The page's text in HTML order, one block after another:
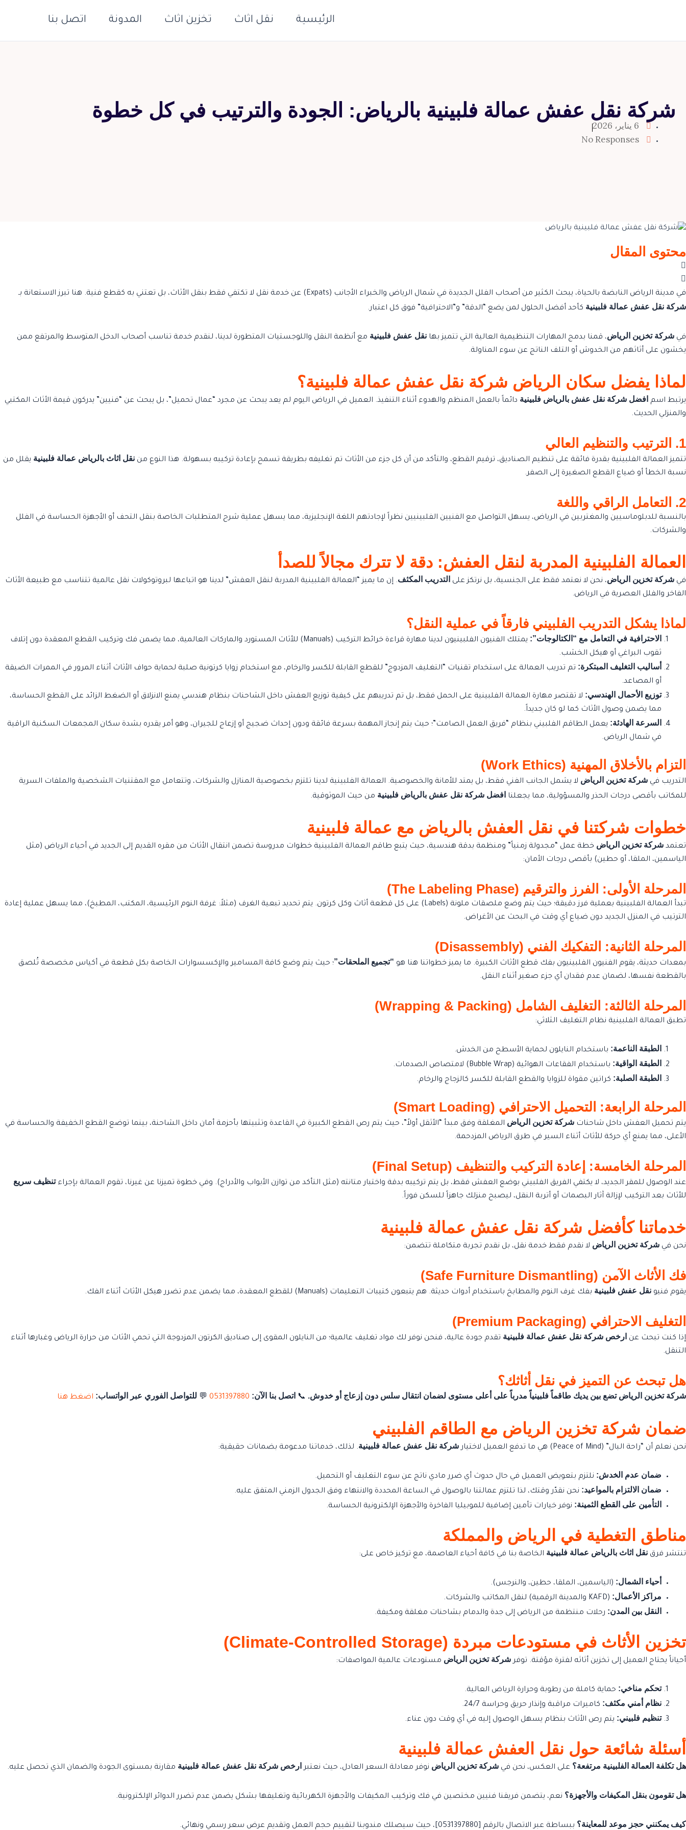
الرئيسية نقل اثاث تخزين اثاث المدونة اتصل بنا
شركة نقل عفش عمالة فلبينية بالرياض: الجودة والترتيب في كل خطوة
6 يناير، 2026
No Responses
محتوى المقال
في مدينة الرياض النابضة بالحياة، يبحث الكثير من أصحاب الفلل الجديدة في شمال الرياض والخبراء الأجانب (Expats) عن خدمة نقل لا تكتفي فقط بنقل الأثاث، بل تعتني به كقطع فنية. هنا تبرز الاستعانة بـ
شركة نقل عفش عمالة فلبينية كأحد أفضل الحلول لمن يضع “الدقة” و”الاحترافية” فوق كل اعتبار.
في شركة تخزين الرياض، قمنا بدمج المهارات التنظيمية العالية التي تتميز بها نقل عفش فلبينية مع أنظمة النقل واللوجستيات المتطورة لدينا، لنقدم خدمة تناسب أصحاب الدخل المتوسط والمرتفع ممن
يخشون على أثاثهم من الخدوش أو التلف الناتج عن سوء المناولة.
لماذا يفضل سكان الرياض شركة نقل عفش عمالة فلبينية؟
يرتبط اسم افضل شركة نقل عفش بالرياض فلبينية دائماً بالعمل المنظم والهدوء أثناء التنفيذ. العميل في الرياض اليوم لم يعد يبحث عن مجرد “عمال تحميل”، بل يبحث عن “فنيين” يدركون قيمة الأثاث المكتبي
والمنزلي الحديث.
1. الترتيب والتنظيم العالي
تتميز العمالة الفلبينية بقدرة فائقة على تنظيم الصناديق، ترقيم القطع، والتأكد من أن كل جزء من الأثاث تم تغليفه بطريقة تسمح بإعادة تركيبه بسهولة. هذا النوع من نقل اثاث بالرياض عمالة فلبينية يقلل من
نسبة الخطأ أو ضياع القطع الصغيرة إلى الصفر.
2. التعامل الراقي واللغة
بالنسبة للدبلوماسيين والمغتربين في الرياض، يسهل التواصل مع الفنيين الفلبينيين نظراً لإجادتهم اللغة الإنجليزية، مما يسهل عملية شرح المتطلبات الخاصة بنقل التحف أو الأجهزة الحساسة في الفلل
والشركات.
العمالة الفلبينية المدربة لنقل العفش: دقة لا تترك مجالاً للصدأ
في شركة تخزين الرياض، نحن لا نعتمد فقط على الجنسية، بل نرتكز على التدريب المكثف. إن ما يميز “العمالة الفلبينية المدربة لنقل العفش” لدينا هو اتباعها لبروتوكولات نقل عالمية تتناسب مع طبيعة الأثاث
الفاخر والفلل العصرية في الرياض.
لماذا يشكل التدريب الفلبيني فارقاً في عملية النقل؟
الاحترافية في التعامل مع “الكتالوجات”:
يمتلك الفنيون الفلبينيون لدينا مهارة قراءة خرائط التركيب (Manuals) للأثاث المستورد والماركات العالمية، مما يضمن فك وتركيب القطع المعقدة دون إتلاف
ثقوب البراغي أو هيكل الخشب.
أساليب التغليف المبتكرة: تم تدريب العمالة على استخدام تقنيات “التغليف المزدوج” للقطع القابلة للكسر والرخام، مع استخدام زوايا كرتونية صلبة لحماية حواف الأثاث أثناء المرور في الممرات الضيقة
أو المصاعد.
توزيع الأحمال الهندسي: لا تقتصر مهارة العمالة الفلبينية على الحمل فقط، بل تم تدريبهم على كيفية توزيع العفش داخل الشاحنات بنظام هندسي يمنع الانزلاق أو الضغط الزائد على القطع الحساسة،
مما يضمن وصول الأثاث كما لو كان جديداً.
السرعة الهادئة: يعمل الطاقم الفلبيني بنظام “فريق العمل الصامت”؛ حيث يتم إنجاز المهمة بسرعة فائقة ودون إحداث ضجيج أو إزعاج للجيران، وهو أمر يقدره بشدة سكان المجمعات السكنية الراقية
في شمال الرياض.
التزام بالأخلاق المهنية (Work Ethics)
التدريب في شركة تخزين الرياض لا يشمل الجانب الفني فقط، بل يمتد للأمانة والخصوصية. العمالة الفلبينية لدينا تلتزم بخصوصية المنازل والشركات، وتتعامل مع المقتنيات الشخصية والملفات السرية
للمكاتب بأقصى درجات الحذر والمسؤولية، مما يجعلنا
افضل شركة نقل عفش بالرياض فلبينية من حيث الموثوقية.
خطوات شركتنا في نقل العفش بالرياض مع عمالة فلبينية
تعتمد شركة تخزين الرياض خطة عمل “مجدولة زمنياً” ومنظمة بدقة هندسية، حيث يتبع طاقم العمالة الفلبينية خطوات مدروسة تضمن انتقال الأثاث من مقره القديم إلى الجديد في أحياء الرياض (مثل
الياسمين، الملقا، أو حطين) بأقصى درجات الأمان:
المرحلة الأولى: الفرز والترقيم (The Labeling Phase)
تبدأ العمالة الفلبينية بعملية فرز دقيقة؛ حيث يتم وضع ملصقات ملونة (Labels) على كل قطعة أثاث وكل كرتون. يتم تحديد تبعية الغرف (مثلاً: غرفة النوم الرئيسية، المكتب، المطبخ)، مما يسهل عملية إعادة
الترتيب في المنزل الجديد دون ضياع أي وقت في البحث عن الأغراض.
المرحلة الثانية: التفكيك الفني (Disassembly)
بمعدات حديثة، يقوم الفنيون الفلبينيون بفك قطع الأثاث الكبيرة. ما يميز خطواتنا هنا هو “تجميع الملحقات”؛ حيث يتم وضع كافة المسامير والإكسسوارات الخاصة بكل قطعة في أكياس مخصصة تُلصق
بالقطعة نفسها، لضمان عدم فقدان أي جزء صغير أثناء النقل.
المرحلة الثالثة: التغليف الشامل (Wrapping & Packing)
تطبق العمالة الفلبينية نظام التغليف الثلاثي:
الطبقة الناعمة: باستخدام النايلون لحماية الأسطح من الخدش.
الطبقة الواقية: باستخدام الفقاعات الهوائية (Bubble Wrap) لامتصاص الصدمات.
الطبقة الصلبة: كراتين مقواة للزوايا والقطع القابلة للكسر كالزجاج والرخام.
المرحلة الرابعة: التحميل الاحترافي (Smart Loading)
يتم تحميل العفش داخل شاحنات شركة تخزين الرياض المغلقة وفق مبدأ “الأثقل أولاً”، حيث يتم رص القطع الكبيرة في القاعدة وتثبيتها بأحزمة أمان داخل الشاحنة، بينما توضع القطع الخفيفة والحساسة في
الأعلى، مما يمنع أي حركة للأثاث أثناء السير في طرق الرياض المزدحمة.
المرحلة الخامسة: إعادة التركيب والتنظيف (Final Setup)
عند الوصول للمقر الجديد، لا يكتفي الفريق الفلبيني بوضع العفش فقط، بل يتم تركيبه بدقة واختبار متانته (مثل التأكد من توازن الأبواب والأدراج). وفي خطوة تميزنا عن غيرنا، تقوم العمالة بإجراءتنظيف سريع
للأثاث بعد التركيب لإزالة آثار البصمات أو أتربة النقل، ليصبح منزلك جاهزاً للسكن فوراً.
خدماتنا كأفضل شركة نقل عفش عمالة فلبينية
نحن في شركة تخزين الرياض لا نقدم فقط خدمة نقل، بل نقدم تجربة متكاملة تتضمن:
فك الأثاث الآمن (Safe Furniture Dismantling)
يقوم فنيو نقل عفش فلبينية بفك غرف النوم والمطابخ باستخدام أدوات حديثة. هم يتبعون كتيبات التعليمات (Manuals) للقطع المعقدة، مما يضمن عدم تضرر هيكل الأثاث أثناء الفك.
التغليف الاحترافي (Premium Packaging)
إذا كنت تبحث عن ارخص شركة نقل عفش عمالة فلبينية تقدم جودة عالية، فنحن نوفر لك مواد تغليف عالمية؛ من النايلون المقوى إلى صناديق الكرتون المزدوجة التي تحمي الأثاث من حرارة الرياض وغبارها أثناء
التنقل.
هل تبحث عن التميز في نقل أثاثك؟
شركة تخزين الرياض تضع بين يديك طاقماً فلبينياً مدرباً على أعلى مستوى لضمان انتقال سلس دون إزعاج أو خدوش. 📞 اتصل بنا الآن: 0531397880
💬 للتواصل الفوري عبر الواتساب: اضغط هنا
ضمان شركة تخزين الرياض مع الطاقم الفلبيني
نحن نعلم أن “راحة البال” (Peace of Mind) هي ما تدفع العميل لاختيار شركة نقل عفش عمالة فلبينية. لذلك، خدماتنا مدعومة بضمانات حقيقية:
ضمان عدم الخدش: نلتزم بتعويض العميل في حال حدوث أي ضرر مادي ناتج عن سوء التغليف أو التحميل.
ضمان الالتزام بالمواعيد: نحن نقدّر وقتك، لذا تلتزم عمالتنا بالوصول في الساعة المحددة والانتهاء وفق الجدول الزمني المتفق عليه.
التأمين على القطع الثمينة: نوفر خيارات تأمين إضافية للموبيليا الفاخرة والأجهزة الإلكترونية الحساسة.
مناطق التغطية في الرياض والمملكة
تنتشر فرق نقل اثاث بالرياض عمالة فلبينية الخاصة بنا في كافة أحياء العاصمة، مع تركيز خاص على:
أحياء الشمال: (الياسمين، الملقا، حطين، والنرجس).
مراكز الأعمال: (KAFD والمدينة الرقمية) لنقل المكاتب والشركات.
النقل بين المدن: رحلات منتظمة من الرياض إلى جدة والدمام بشاحنات مغلقة ومكيفة.
تخزين الأثاث في مستودعات مبردة (Climate-Controlled Storage)
أحياناً يحتاج العميل إلى تخزين أثاثه لفترة مؤقتة. توفرشركة تخزين الرياض مستودعات عالمية المواصفات:
تحكم مناخي: حماية كاملة من رطوبة وحرارة الرياض العالية.
نظام أمني مكثف: كاميرات مراقبة وإنذار حريق وحراسة 24/7.
تنظيم فلبيني: يتم رص الأثاث بنظام يسهل الوصول إليه في أي وقت دون عناء.
أسئلة شائعة حول نقل العفش عمالة فلبينية
هل تكلفة العمالة الفلبينية مرتفعة؟ على العكس، نحن في شركة تخزين الرياض نوفر معادلة السعر العادل، حيث نعتبر ارخص شركة نقل عفش عمالة فلبينية مقارنة بمستوى الجودة والضمان الذي تحصل عليه.
هل تقومون بنقل المكيفات والأجهزة؟ نعم، يتضمن فريقنا فنيين مختصين في فك وتركيب المكيفات والأجهزة الكهربائية وتغليفها بشكل يضمن عدم تضرر الدوائر الإلكترونية.
كيف يمكنني حجز موعد للمعاينة؟ ببساطة عبر الاتصال بالرقم [0531397880]، حيث سيصلك مندوبنا لتقييم حجم العمل وتقديم عرض سعر رسمي ونهائي.